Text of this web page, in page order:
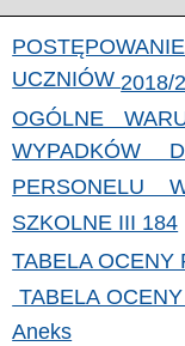
UCZNIÓW2018/
OGÓLNE
WYPADKÓW
PERSONELU
SZKOLNE III 184
TABELA OCENY
TABELA
Aneks